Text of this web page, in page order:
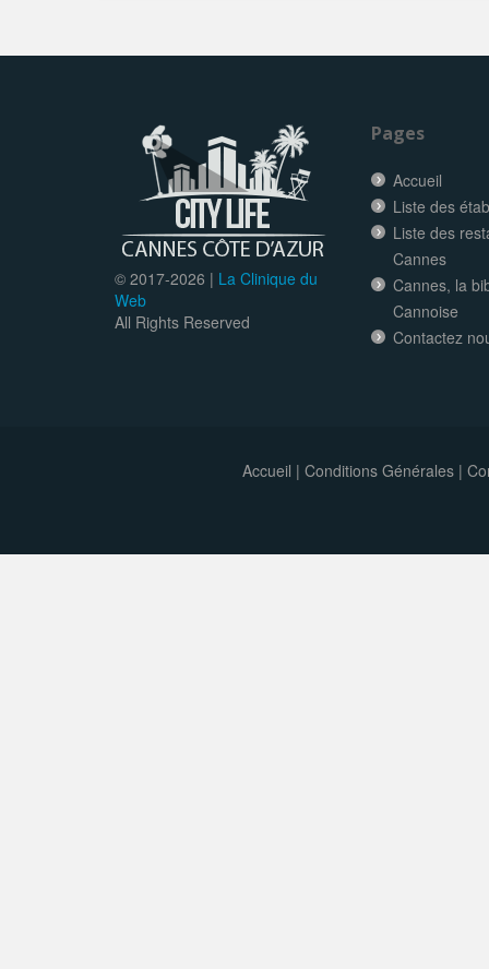
© 2017-2026 | La Clinique du
Web
All Rights Reserved
Pages
Accueil
Liste des
Liste des
Cannes
Cannes, la
Cannoise
Contactez
Accueil | Conditions Générales|